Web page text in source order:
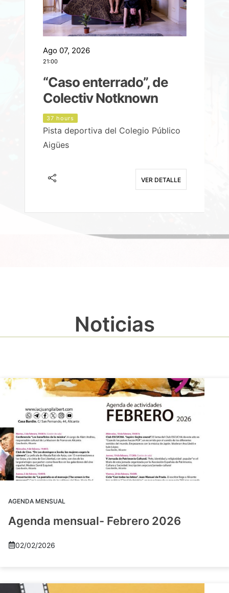
Ago 07, 2026
21:00
“Caso enterrado”, de
Colectiv Notknown
37 hours
Pista deportiva del Colegio Público
Aigües
VER DETALLE
Noticias
AGENDA MENSUAL
Agenda mensual- Febrero 2026
02/02/2026